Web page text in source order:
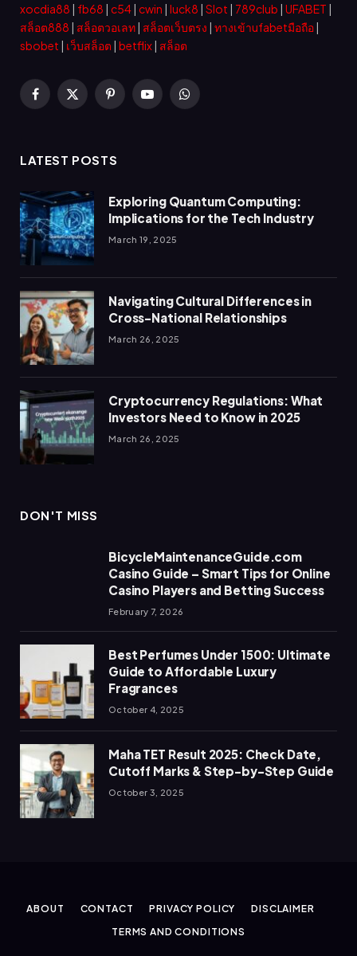
xocdia88 | fb68 | c54| cwin | luck8 | Slot | 789club | UFABET |
สล็อต888 | สล็อตวอเลท| สล็อตเว็บตรง | ทางเข้าufabetมือถือ|
sbobet | เว็บสล็อต | betflix| สล็อต
Facebook
X
PinterestYouTubeWhatsApp
LATEST POSTS
Exploring Quantum Computing:
Implications for the Tech Industry
March 19, 2025
Navigating Cultural Differences in
Cross-National Relationships
March 26, 2025
Cryptocurrency Regulations: What
Investors Need to Know in 2025
March 26, 2025
DON'T MISS
BicycleMaintenanceGuide.com
Casino Guide – Smart Tips for Online
Casino Players and Betting Success
February 7, 2026
Best Perfumes Under 1500: Ultimate
Guide to Affordable Luxury
Fragrances
October 4, 2025
Maha TET Result 2025: Check Date,
Cutoff Marks & Step-by-Step Guide
October 3, 2025
ABOUT CONTACT PRIVACY POLICY
DISCLAIMER
TERMS AND CONDITIONS